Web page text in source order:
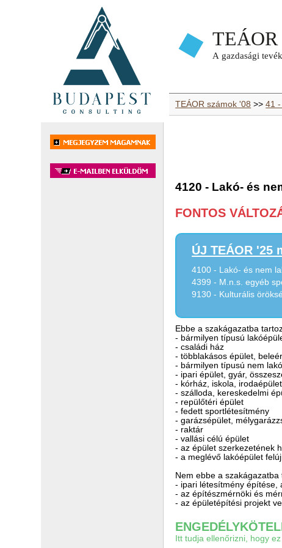
TEÁOR számok '08 >>41
4120 - Lakó- és
FONTOS
ÚJ TEÁOR '25
4100 - Lakó- és nem
4399 - M.n.s. egyéb
9130 - Kulturális
Ebbe a szakágazatba
- bármilyen típusú
- családi ház
- többlakásos épület,
- bármilyen típusú nem
- ipari épület, gyár,
- kórház, iskola, irodaépület
- szálloda, kereskedelmi
- repülőtéri épület
- fedett sportlétesítmény
- garázsépület,
- raktár
- vallási célú épület
- az épület szerkezetének
- a meglévő lakóépület
Nem ebbe a szakágazatba
- ipari létesítmény építése,
- az építészmérnöki és
- az épületépítési projekt
Itt tudja ellenőrizni, hogy